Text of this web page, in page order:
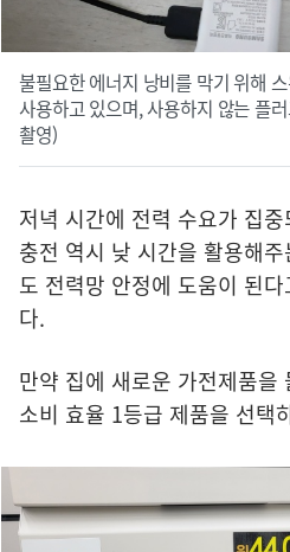
불필요한 에너지 낭비를 막기 위해
사용하고 있으며, 사용하지 않는 플
촬영)
저녁 시간에 전력 수요가 집
충전 역시 낮 시간을 활용해
도 전력망 안정에 도움이 된
다.
만약 집에 새로운 가전제품을
소비 효율 1등급 제품을 선택